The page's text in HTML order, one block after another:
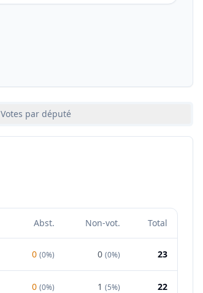
Votes par député
Abst. Non-vot. Total
0 (0%) 0 (0%) 23
0 (0%) 1 (5%) 22